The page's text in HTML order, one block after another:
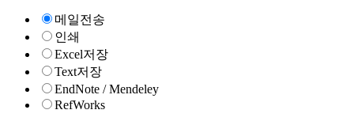
메일전송
인쇄
Excel저장
Text저장
EndNote / Mendeley
RefWorks